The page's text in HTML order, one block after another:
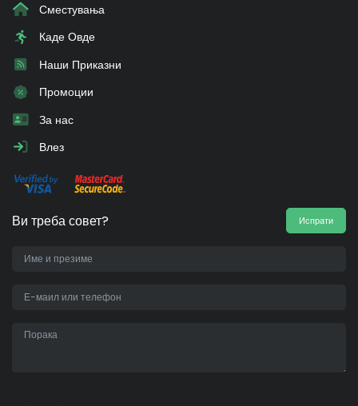
Сместувања
Каде Овде
Наши Приказни
Промоции
За нас
Влез
Ви треба совет? Испрати